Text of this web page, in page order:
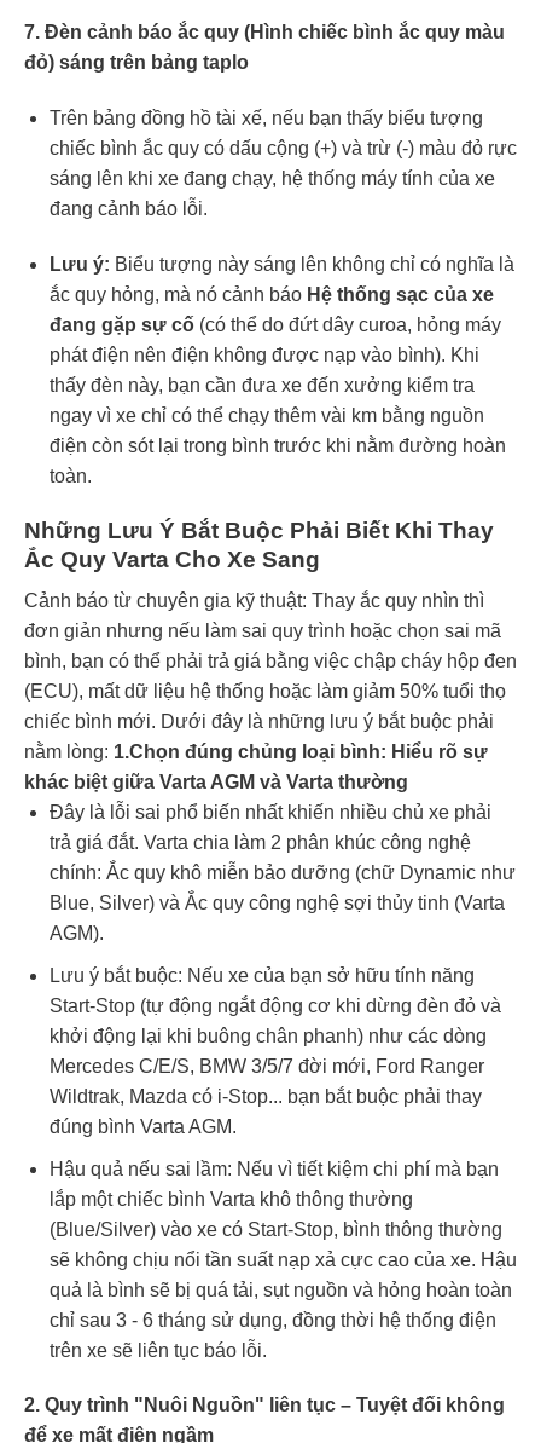
7. Đèn cảnh báo ắc quy (Hình chiếc bình ắc quy màu
đỏ) sáng trên bảng taplo
Trên bảng đồng hồ tài xế, nếu bạn thấy biểu tượng
chiếc bình ắc quy có dấu cộng (+) và trừ (-) màu đỏ rực
sáng lên khi xe đang chạy, hệ thống máy tính của xe
đang cảnh báo lỗi.
Lưu ý: Biểu tượng này sáng lên không chỉ có nghĩa là
ắc quy hỏng, mà nó cảnh báo Hệ thống sạc của xe
đang gặp sự cố(có thể do đứt dây curoa, hỏng máy
phát điện nên điện không được nạp vào bình). Khi
thấy đèn này, bạn cần đưa xe đến xưởng kiểm tra
ngay vì xe chỉ có thể chạy thêm vài km bằng nguồn
điện còn sót lại trong bình trước khi nằm đường hoàn
toàn.
Những Lưu Ý Bắt Buộc Phải Biết Khi Thay
Ắc Quy Varta Cho Xe Sang
Cảnh báo từ chuyên gia kỹ thuật: Thay ắc quy nhìn thì
đơn giản nhưng nếu làm sai quy trình hoặc chọn sai mã
bình, bạn có thể phải trả giá bằng việc chập cháy hộp đen
(ECU), mất dữ liệu hệ thống hoặc làm giảm 50% tuổi thọ
chiếc bình mới. Dưới đây là những lưu ý bắt buộc phải
nằm lòng: 1.Chọn đúng chủng loại bình: Hiểu rõ sự
khác biệt giữa Varta AGM và Varta thường
Đây là lỗi sai phổ biến nhất khiến nhiều chủ xe phải
trả giá đắt. Varta chia làm 2 phân khúc công nghệ
chính: Ắc quy khô miễn bảo dưỡng (chữ Dynamic như
Blue, Silver) và Ắc quy công nghệ sợi thủy tinh (Varta
AGM).
Lưu ý bắt buộc: Nếu xe của bạn sở hữu tính năng
Start-Stop (tự động ngắt động cơ khi dừng đèn đỏ và
khởi động lại khi buông chân phanh) như các dòng
Mercedes C/E/S, BMW 3/5/7 đời mới, Ford Ranger
Wildtrak, Mazda có i-Stop... bạn bắt buộc phải thay
đúng bình Varta AGM.
Hậu quả nếu sai lầm: Nếu vì tiết kiệm chi phí mà bạn
lắp một chiếc bình Varta khô thông thường
(Blue/Silver) vào xe có Start-Stop, bình thông thường
sẽ không chịu nổi tần suất nạp xả cực cao của xe. Hậu
quả là bình sẽ bị quá tải, sụt nguồn và hỏng hoàn toàn
chỉ sau 3 - 6 tháng sử dụng, đồng thời hệ thống điện
trên xe sẽ liên tục báo lỗi.
2. Quy trình "Nuôi Nguồn" liên tục – Tuyệt đối không
để xe mất điện ngầm